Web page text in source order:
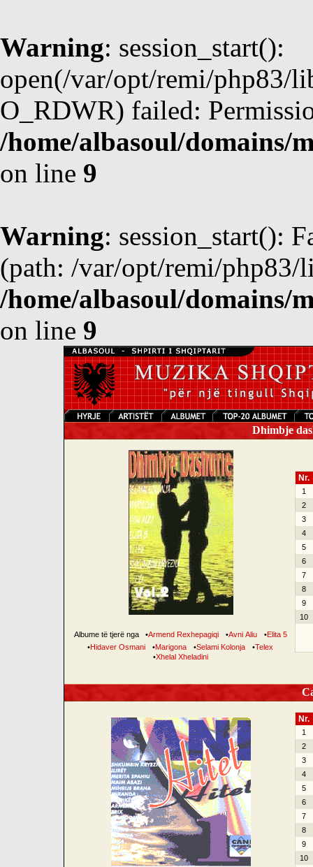
Warning: session_start():
open(/var/opt/remi/php83/
O_RDWR) failed:
/home/albasoul/domains/
on line 9
Warning: session_start():
(path: /var/opt/remi/php83/
/home/albasoul/domains/
on line 9
Dhimbje
Albume të tjerë nga •Armend Rexhepagiqi •Avni Aliu •Elita 5
•Hidaver Osmani •Marigona •Selami Kolonja •Telex
•Xhelal Xheladini
Nr.
1
2
3
4
5
6
7
8
9
10
Nr.
1
2
3
4
5
6
7
8
9
10